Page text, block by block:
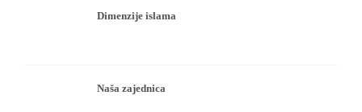
Dimenzije islama
Naša zajednica